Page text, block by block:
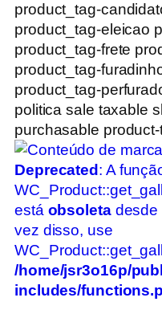
product_tag-
product_tag-eleicao
product_tag-frete
product_tag-
product_tag-
politica sale taxable
purchasable
Deprecated : A
está obsoletadesde
vez disso, use
/home/jsr3o16p/
includes/